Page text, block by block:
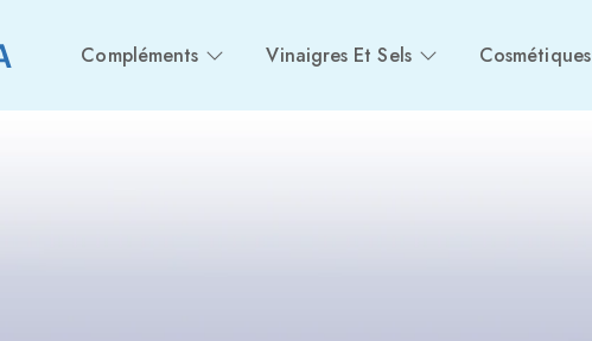
Compléments Vinaigres Et Sels Cosmétiques